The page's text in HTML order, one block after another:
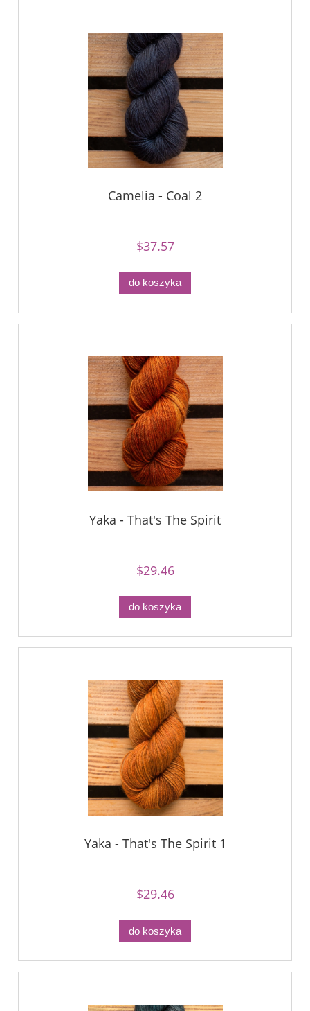
Camelia - Coal 2
$37.57
do koszyka
Yaka - That's The Spirit
$29.46
do koszyka
Yaka - That's The Spirit 1
$29.46
do koszyka